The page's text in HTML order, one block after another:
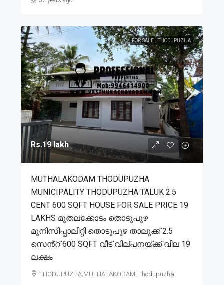
FOR SALE THODUPUZHA
Rs.19 lakh
MUTHALAKODAM THODUPUZHA
MUNICIPALITY THODUPUZHA TALUK 2.5
CENT 600 SQFT HOUSE FOR SALE PRICE 19
LAKHS മുതലക്കോടം തൊടുപുഴ
മുനിസിപ്പാലിറ്റി തൊടുപുഴ താലൂക്ക് 2.5
സെൻ്റ് 600 SQFT വീട് വില്പനയ്ക്ക് വില 19
ലക്ഷം
THODUPUZHA,MUTHALAKODAM, Thodupuzha